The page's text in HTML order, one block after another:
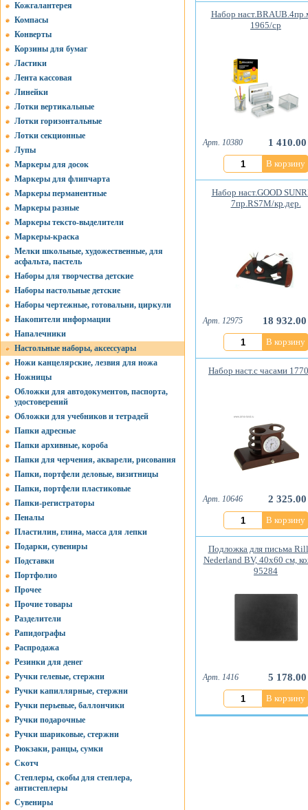
Кожгалантерея
Компасы
Конверты
Корзины для бумаг
Ластики
Лента кассовая
Линейки
Лотки вертикальные
Лотки горизонтальные
Лотки секционные
Лупы
Маркеры для досок
Маркеры для флипчарта
Маркеры перманентные
Маркеры разные
Маркеры тексто-выделители
Маркеры-краска
Мелки школьные, художественные, для
асфальта, пастель
Наборы для творчества детские
Наборы настольные детские
Наборы чертежные, готовальни, циркули
Накопители информации
Напалечники
Настольные наборы, аксессуары
Ножи канцелярские, лезвия для ножа
Ножницы
Обложки для автодокументов, паспорта,
удостоверений
Обложки для учебников и тетрадей
Папки адресные
Папки архивные, короба
Папки для черчения, акварели, рисования
Папки, портфели деловые, визитницы
Папки, портфели пластиковые
Папки-регистраторы
Пеналы
Пластилин, глина, масса для лепки
Подарки, сувениры
Подставки
Портфолио
Прочее
Прочие товары
Разделители
Рапидографы
Распродажа
Резинки для денег
Ручки гелевые, стержни
Ручки капиллярные, стержни
Ручки перьевые, баллончики
Ручки подарочные
Ручки шариковые, стержни
Рюкзаки, ранцы, сумки
Скотч
Степлеры, скобы для степлера,
антистеплеры
Сувениры
Набор
1965/ср
Арт. 10380 1
В корзину
Набор наст.GOOD
7пр.RS7M/кр.дер.
Арт. 12975 18
В корзину
Набор наст.с часами
Арт. 10646 2
В корзину
Подложка для письма
Nederland BV, 40х60 см,
95284
Арт. 1416 5
В корзину